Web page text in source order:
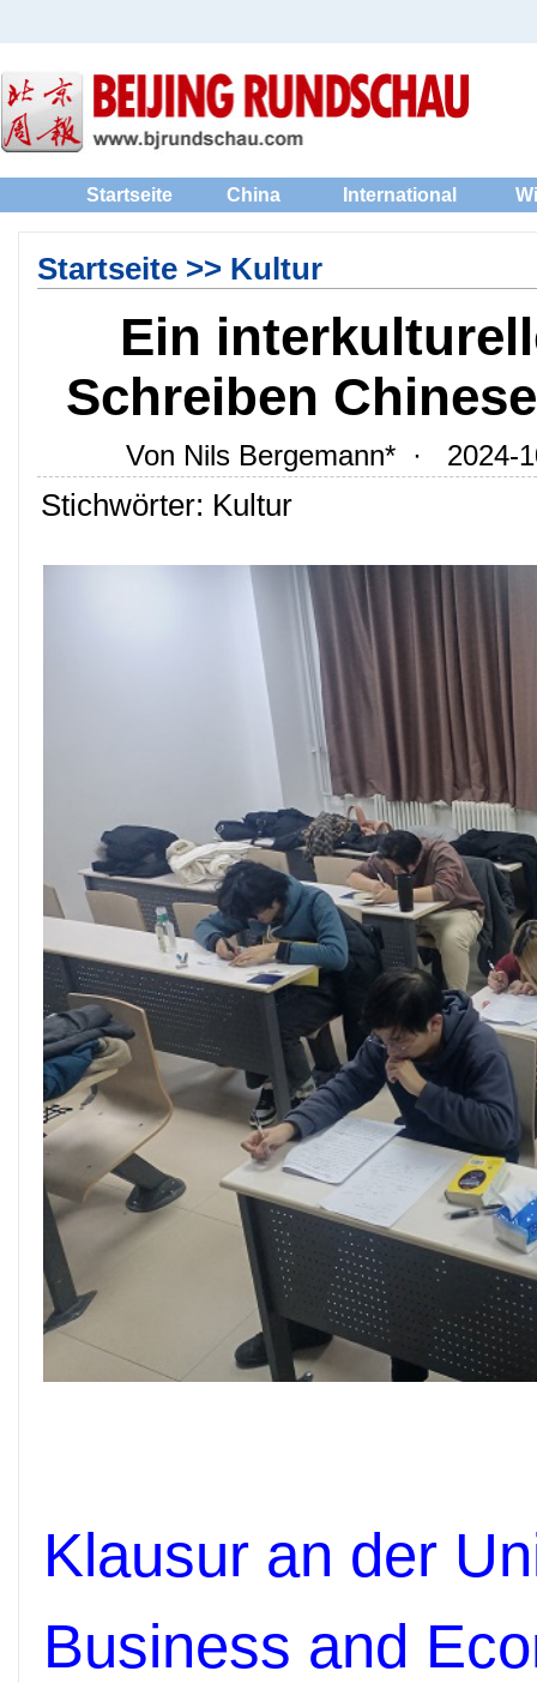
Startseite China International
Startseite>> Kultur
Ein
Schreiben
Von Nils Bergemann* · 2024-
Stichwörter: Kultur
Klausur an der
Business and